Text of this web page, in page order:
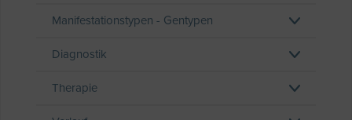
Manifestationstypen - Gentypen
Diagnostik
Therapie